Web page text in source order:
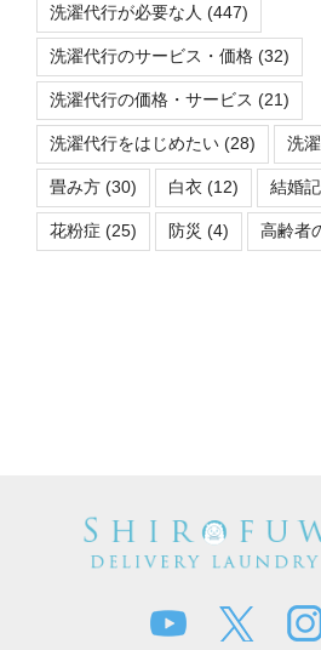
洗濯代行が必要な人 (447)
洗濯代行のサービス・価格 (32)
洗濯代行の価格・サービス (21)
洗濯代行をはじめたい (28) 洗
畳み方 (30) 白衣 (12) 結婚
花粉症 (25) 防災 (4) 高齢者